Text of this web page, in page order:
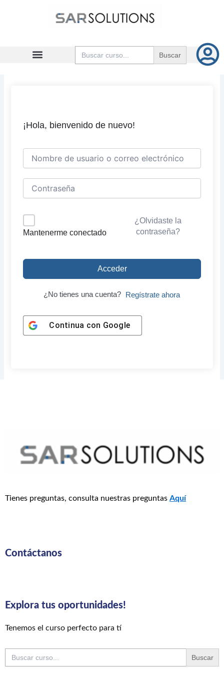
Buscar:
¡Hola, bienvenido de nuevo!
Mantenerme conectado
¿Olvidaste la
contraseña?
Acceder
¿No tienes una cuenta? Regístrate ahora
Continua con Google
Tienes preguntas, consulta nuestras preguntas Aquí
Contáctanos
Explora tus oportunidades!
Tenemos el curso perfecto para tí
Buscar: